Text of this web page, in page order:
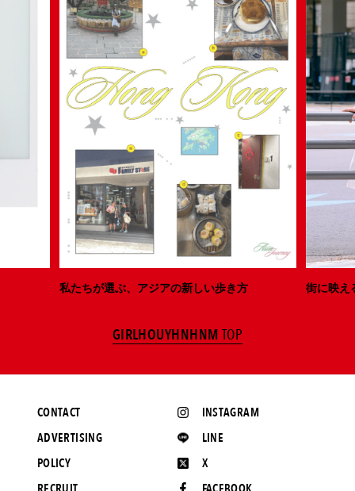
私たちが選ぶ、アジアの新しい歩き方 街に映え
GIRLHOUYHNHNM TOP
INSTAGRAM
LINE
X
CONTACT
ADVERTISING
POLICY